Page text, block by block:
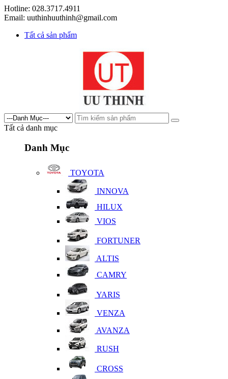
Hotline: 028.3717.4911
Email: uuthinhuuthinh@gmail.com
Tất cả sản phẩm
Tất cả danh mục
Danh Mục
TOYOTA
INNOVA
HILUX
VIOS
FORTUNER
ALTIS
CAMRY
YARIS
VENZA
AVANZA
RUSH
CROSS